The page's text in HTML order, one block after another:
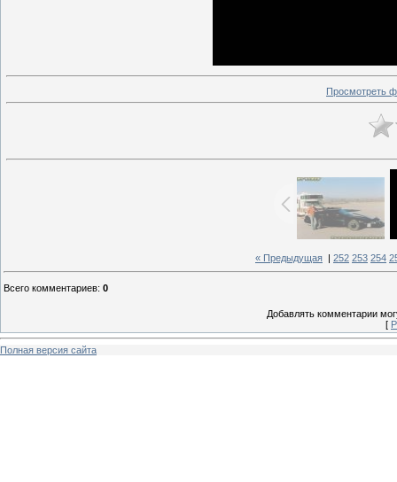
Просмотреть
« Предыдущая 252 253 254
Всего комментариев: 0
Добавлять комментарии
[
Полная версия сайта